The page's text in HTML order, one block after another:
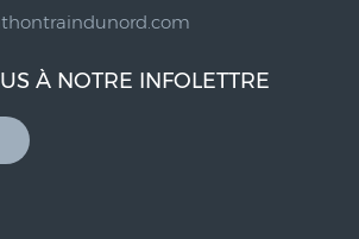
À NOTRE INFOLETTRE